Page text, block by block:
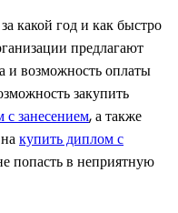
какой год и как быстро
предлагают
и возможность оплаты
закупить
занесением, а также
купить диплом с
попасть в неприятную